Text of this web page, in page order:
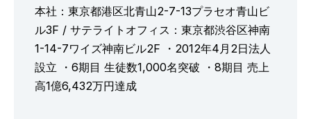
本社：東京都港区北青山2-7-13プラセオ青山ビ
ル3F / サテライトオフィス：東京都渋谷区神南
1-14-7ワイズ神南ビル2F ・2012年4月2日法人
設立 ・6期目 生徒数1,000名突破 ・8期目 売上
高1億6,432万円達成